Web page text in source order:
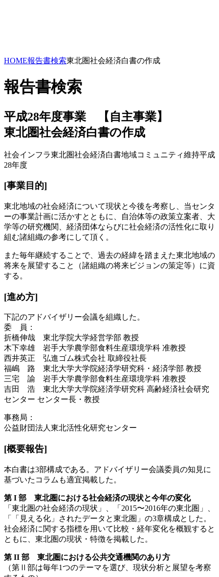
HOME報告書検索東北圏社会経済白書の作成
報告書検索
平成28年度事業 【自主事業】
東北圏社会経済白書の作成
社会インフラ東北圏社会経済白書地域コミュニティ維持平成
28年度
[事業目的]
東北地域の社会経済について現状と今後を考察し、当センタ
ーの事業計画に活かすとともに、自治体等の政策立案者、大
学等の研究機関、経済団体ならびに社会経済の活性化に取り
組む諸組織の参考にして頂く。
また毎年継続することで、過去の経緯を踏まえた東北地域の
将来を展望すること（諸組織の将来ビジョンの策定等）に資
する。
[進め方]
下記のアドバイザリー会議を組織した。
委 員：
折橋伸哉 東北学院大学経営学部 教授
木下幸雄 岩手大学農学部食料生産環境学科 准教授
西井英正 弘進ゴム株式会社 取締役社長
福嶋 路 東北大学大学院経済学研究科・経済学部 教授
三宅 諭 岩手大学農学部食料生産環境学科 准教授
吉田 浩 東北大学大学院経済学研究科 高齢経済社会研究
センター センター長・教授
事務局：
公益財団法人東北活性化研究センター
[概要報告]
本白書は3部構成である。アドバイザリー会議委員の知見に
基づいたコラムも適宜掲載した。
第 I 部 東北圏における社会経済の現状と今年の変化
「東北圏の社会経済の現状」、「2015〜2016年の東北圏」、
「「見える化」されたデータと東北圏」の3章構成とした。
社会経済に関する指標を用いて比較・経年変化を概観すると
ともに、東北圏の現状・特徴を掲載した。
第 II 部 東北圏における公共交通機関のあり方
（第Ⅱ部は毎年1つのテーマを選び、現状分析と展望を考察